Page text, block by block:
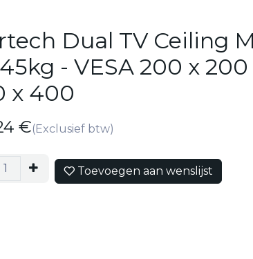
Dual TV Ceiling
- VESA 200 x
x 400
€(Exclusief btw)
Toevoegen aan wenslijst